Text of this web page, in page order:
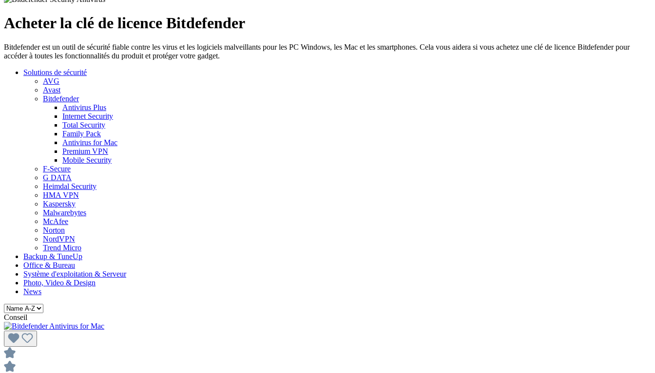
Acheter la clé de licence Bitdefender
Bitdefender est un outil de sécurité fiable contre les virus et les logiciels malveillants pour les PC Windows, les Mac et les smartphones. Cela vous aidera si vous achetez une clé de licence Bitdefender pour
accéder à toutes les fonctionnalités du produit et protéger votre gadget.
Solutions de sécurité
AVG
Avast
Bitdefender
Antivirus Plus
Internet Security
Total Security
Family Pack
Antivirus for Mac
Premium VPN
Mobile Security
F-Secure
G DATA
Heimdal Security
HMA VPN
Kaspersky
Malwarebytes
McAfee
Norton
NordVPN
Trend Micro
Backup & TuneUp
Office & Bureau
Système d'exploitation & Serveur
Photo, Video & Design
News
Conseil